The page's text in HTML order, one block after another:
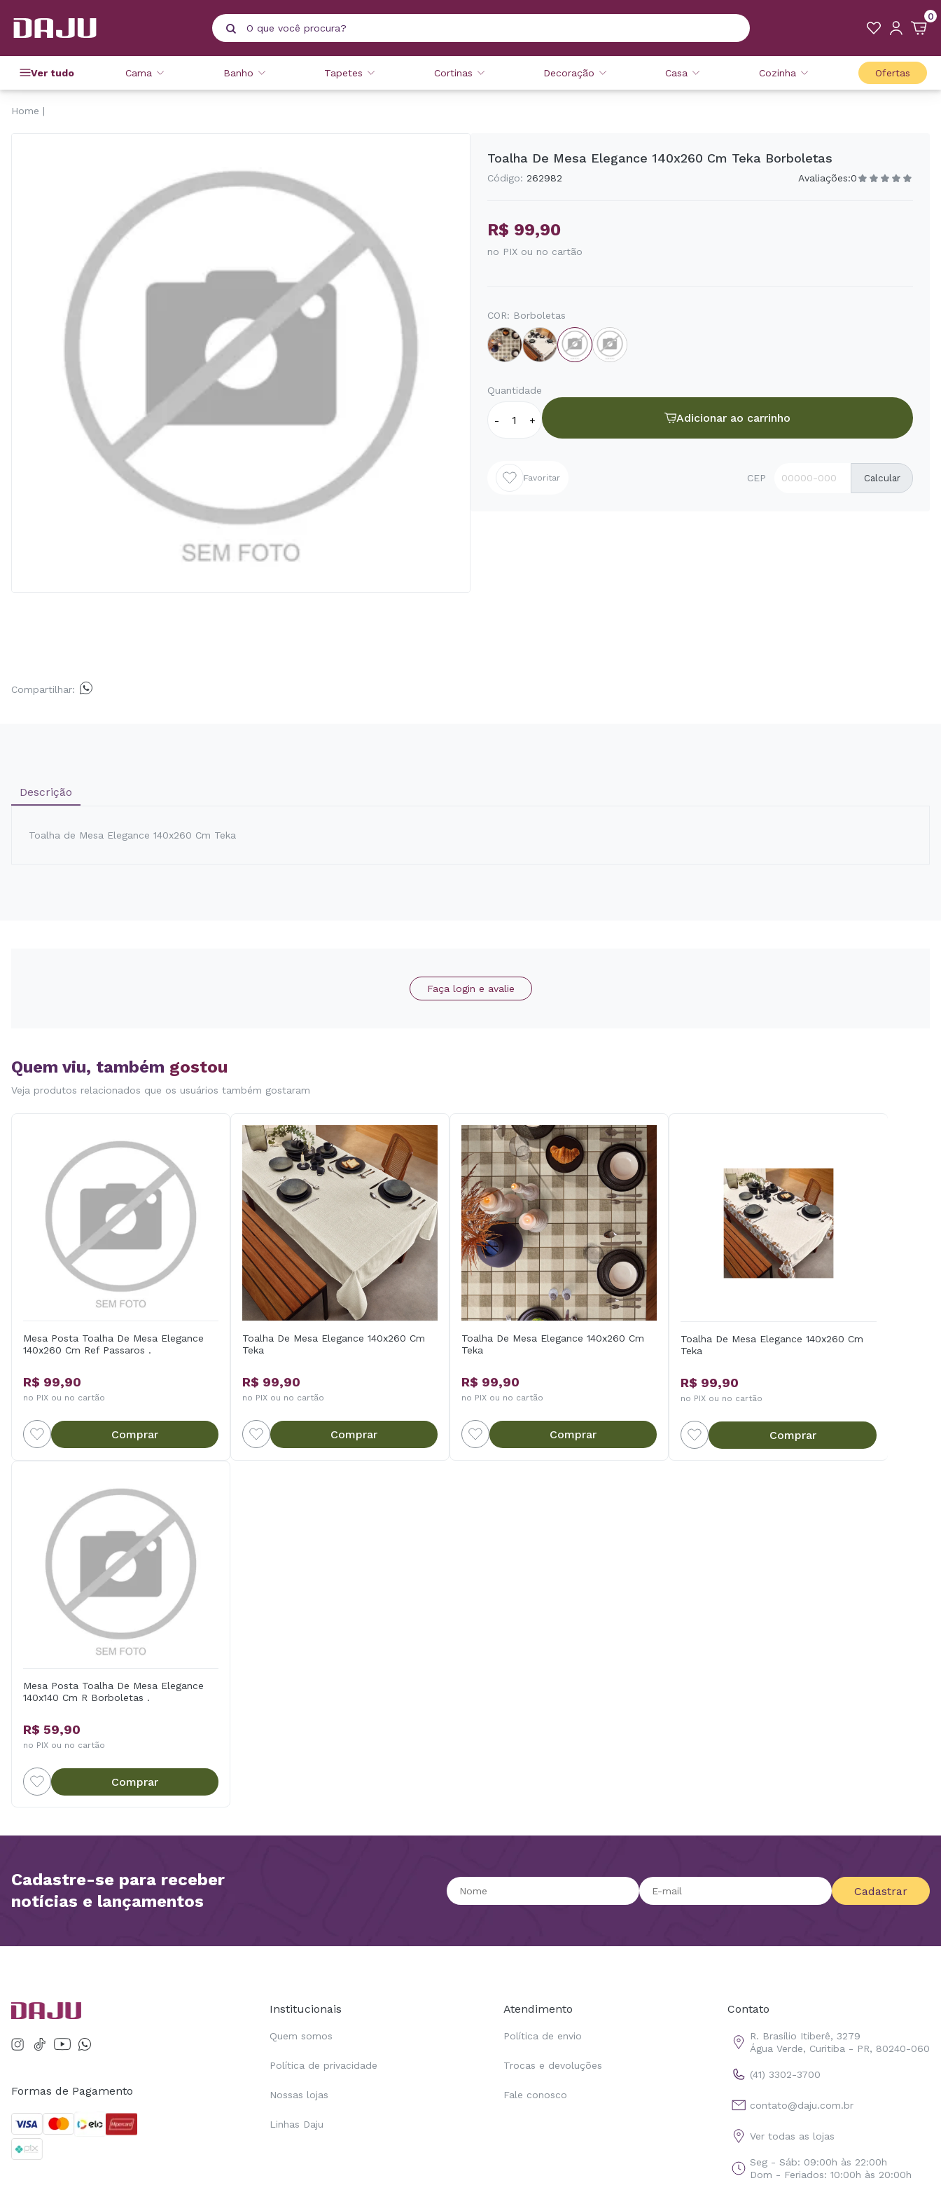
0
Ver tudo Cama Banho Tapetes Cortinas Decoração Casa Cozinha Ofertas
Home
Compartilhar:
Toalha De Mesa Elegance 140x260 Cm Teka Borboletas
Código: 262982 Avaliações:0
R$ 99,90
no PIX ou no cartão
COR: Borboletas
Quantidade
- + Adicionar ao carrinho
Favoritar CEP Calcular
Descrição
Toalha de Mesa Elegance 140x260 Cm Teka
Faça login e avalie
Quem viu, também gostou
Veja produtos relacionados que os usuários também gostaram
Mesa Posta Toalha De Mesa Elegance
140x260 Cm Ref Passaros .
R$ 99,90
no PIX ou no cartão
Comprar
Toalha De Mesa Elegance 140x260 Cm
Teka
R$ 99,90
no PIX ou no cartão
Comprar
Toalha De Mesa Elegance 140x260 Cm
Teka
R$ 99,90
no PIX ou no cartão
Comprar
Toalha De Mesa Elegance 140x260 Cm
Teka
R$ 99,90
no PIX ou no cartão
Comprar
Mesa Posta Toalha De Mesa Elegance
140x140 Cm R Borboletas .
R$ 59,90
no PIX ou no cartão
Comprar
Cadastre-se para receber
notícias e lançamentos
Cadastrar
Formas de Pagamento
Institucionais
Quem somos
Política de privacidade
Nossas lojas
Linhas Daju
Atendimento
Política de envio
Trocas e devoluções
Fale conosco
Contato
R. Brasílio Itiberê, 3279
Água Verde, Curitiba - PR, 80240-060
(41) 3302-3700
contato@daju.com.br
Ver todas as lojas
Seg - Sáb: 09:00h às 22:00h
Dom - Feriados: 10:00h às 20:00h